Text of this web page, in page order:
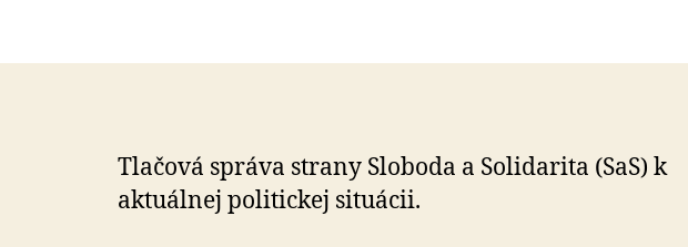
stretnutie
Tlačová správa strany Sloboda a Solidarita (SaS) k
aktuálnej politickej situácii.